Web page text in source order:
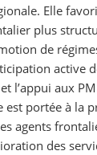
Elle
plus
de
active
l’appui aux
portée à la
agents
des